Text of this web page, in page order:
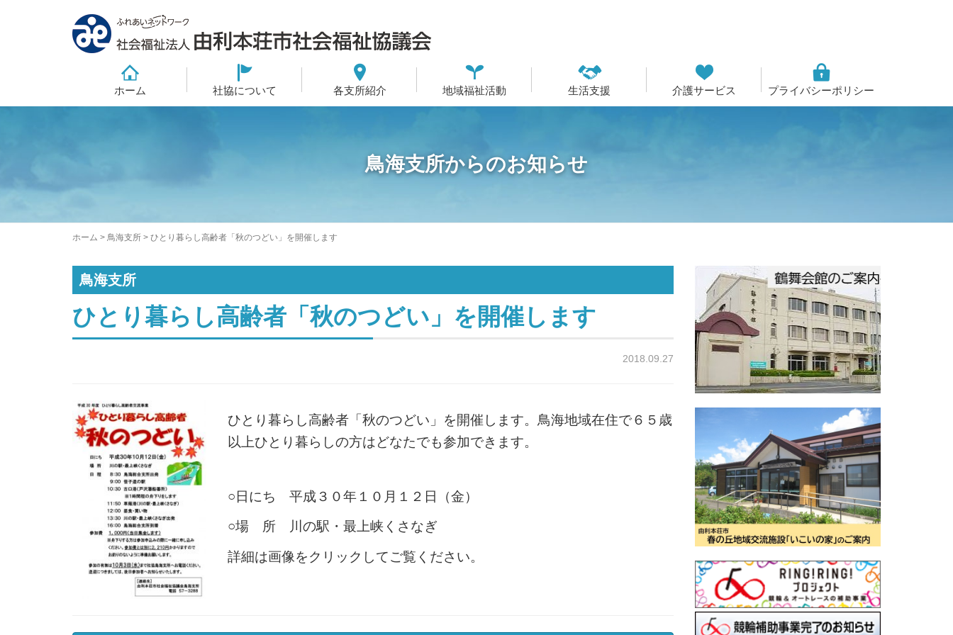
ホーム 社協について 各支所紹介 地域福祉活動 生活支援 介護サービス プライバシーポリシー
鳥海支所からのお知らせ
ホーム > 鳥海支所 > ひとり暮らし高齢者「秋のつどい」を開催します
鳥海支所
ひとり暮らし高齢者「秋のつどい」を開催します
2018.09.27
ひとり暮らし高齢者「秋のつどい」を開催します。鳥海地域在住で６５歳
以上ひとり暮らしの方はどなたでも参加できます。
○日にち 平成３０年１０月１２日（金）
○場 所 川の駅・最上峡くさなぎ
詳細は画像をクリックしてご覧ください。